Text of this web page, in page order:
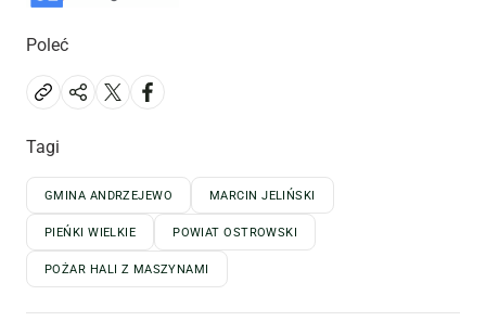
Poleć
Tagi
GMINA ANDRZEJEWO MARCIN JELIŃSKI
PIEŃKI WIELKIE POWIAT OSTROWSKI
POŻAR HALI Z MASZYNAMI